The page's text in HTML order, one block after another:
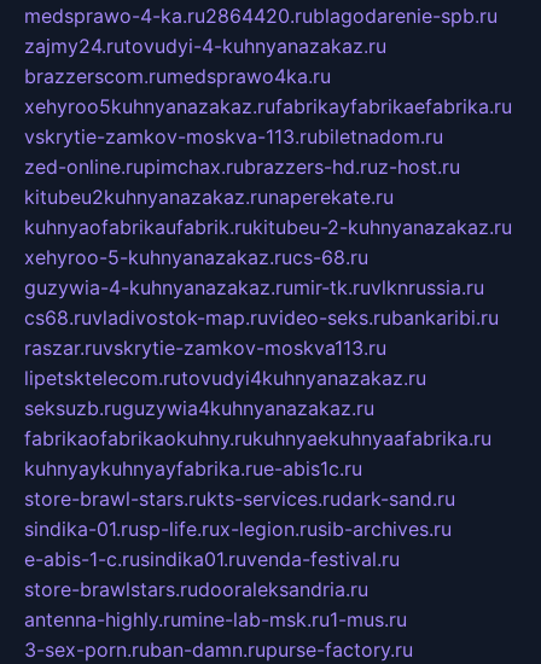
medsprawo-4-ka.ru2864420.rublagodarenie-spb.ru
zajmy24.rutovudyi-4-kuhnyanazakaz.ru
brazzerscom.rumedsprawo4ka.ru
xehyroo5kuhnyanazakaz.rufabrikayfabrikaefabrika.ru
vskrytie-zamkov-moskva-113.rubiletnadom.ru
zed-online.rupimchax.rubrazzers-hd.ruz-host.ru
kitubeu2kuhnyanazakaz.runaperekate.ru
kuhnyaofabrikaufabrik.rukitubeu-2-kuhnyanazakaz.ru
xehyroo-5-kuhnyanazakaz.rucs-68.ru
guzywia-4-kuhnyanazakaz.rumir-tk.ruvlknrussia.ru
cs68.ruvladivostok-map.ruvideo-seks.rubankaribi.ru
raszar.ruvskrytie-zamkov-moskva113.ru
lipetsktelecom.rutovudyi4kuhnyanazakaz.ru
seksuzb.ruguzywia4kuhnyanazakaz.ru
fabrikaofabrikaokuhny.rukuhnyaekuhnyaafabrika.ru
kuhnyaykuhnyayfabrika.rue-abis1c.ru
store-brawl-stars.rukts-services.rudark-sand.ru
sindika-01.rusp-life.rux-legion.rusib-archives.ru
e-abis-1-c.rusindika01.ruvenda-festival.ru
store-brawlstars.rudooraleksandria.ru
antenna-highly.rumine-lab-msk.ru1-mus.ru
3-sex-porn.ruban-damn.rupurse-factory.ru